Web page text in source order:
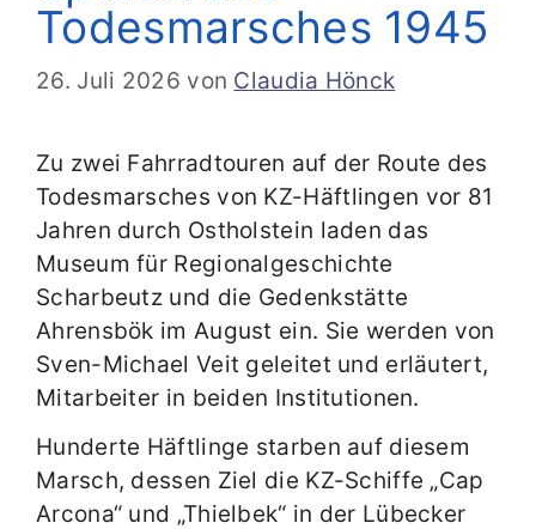
Todesmarsches 1945
26. Juli 2026 von Claudia Hönck
Zu zwei Fahrradtouren auf der Route des
Todesmarsches von KZ-Häftlingen vor 81
Jahren durch Ostholstein laden das
Museum für Regionalgeschichte
Scharbeutz und die Gedenkstätte
Ahrensbök im August ein. Sie werden von
Sven-Michael Veit geleitet und erläutert,
Mitarbeiter in beiden Institutionen.
Hunderte Häftlinge starben auf diesem
Marsch, dessen Ziel die KZ-Schiffe „Cap
Arcona“ und „Thielbek“ in der Lübecker